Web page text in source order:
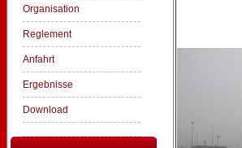
Organisation
Reglement
Anfahrt
Ergebnisse
Download